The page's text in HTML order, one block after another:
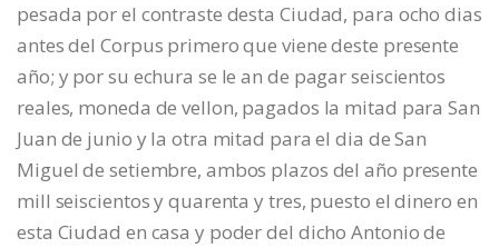
pesada por el contraste desta Ciudad, para ocho dias
antes del Corpus primero que viene deste presente
año; y por su echura se le an de pagar seiscientos
reales, moneda de vellon, pagados la mitad para San
Juan de junio y la otra mitad para el dia de San
Miguel de setiembre, ambos plazos del año presente
mill seiscientos y quarenta y tres, puesto el dinero en
esta Ciudad en casa y poder del dicho Antonio de